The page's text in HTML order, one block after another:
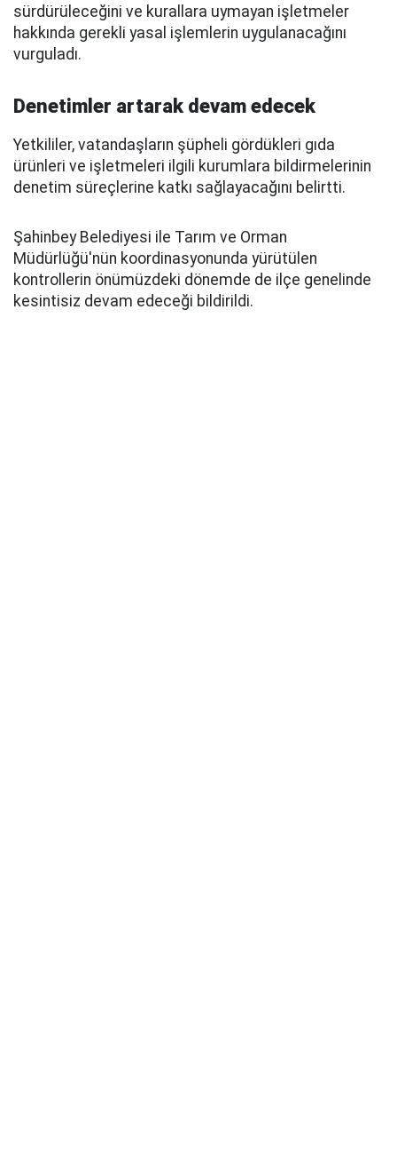
sürdürüleceğini ve kurallara uymayan işletmeler
hakkında gerekli yasal işlemlerin uygulanacağını
vurguladı.
Denetimler artarak devam edecek
Yetkililer, vatandaşların şüpheli gördükleri gıda
ürünleri ve işletmeleri ilgili kurumlara bildirmelerinin
denetim süreçlerine katkı sağlayacağını belirtti.
Şahinbey Belediyesi ile Tarım ve Orman
Müdürlüğü'nün koordinasyonunda yürütülen
kontrollerin önümüzdeki dönemde de ilçe genelinde
kesintisiz devam edeceği bildirildi.